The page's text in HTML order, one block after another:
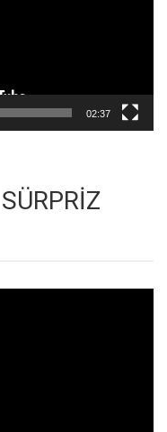
02:37